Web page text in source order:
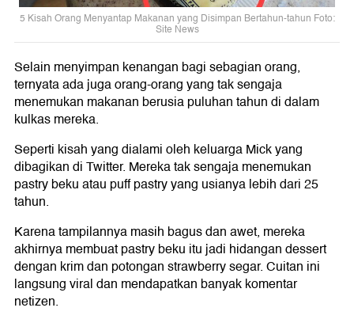
5 Kisah Orang Menyantap Makanan yang Disimpan Bertahun-tahun Foto:
Site News
Selain menyimpan kenangan bagi sebagian orang,
ternyata ada juga orang-orang yang tak sengaja
menemukan makanan berusia puluhan tahun di dalam
kulkas mereka.
Seperti kisah yang dialami oleh keluarga Mick yang
dibagikan di Twitter. Mereka tak sengaja menemukan
pastry beku atau puff pastry yang usianya lebih dari 25
tahun.
Karena tampilannya masih bagus dan awet, mereka
akhirnya membuat pastry beku itu jadi hidangan dessert
dengan krim dan potongan strawberry segar. Cuitan ini
langsung viral dan mendapatkan banyak komentar
netizen.